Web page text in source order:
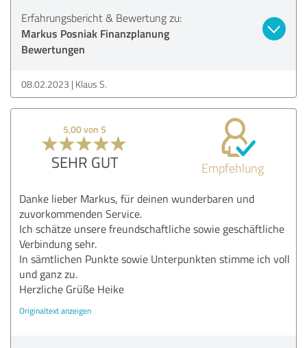
Erfahrungsbericht & Bewertung zu:
Markus Posniak Finanzplanung
Bewertungen
08.02.2023 Klaus S.
5,00 von 5
SEHR GUT Empfehlung
Danke lieber Markus, für deinen wunderbaren und
zuvorkommenden Service.
Ich schätze unsere freundschaftliche sowie geschäftliche
Verbindung sehr.
In sämtlichen Punkte sowie Unterpunkten stimme ich voll
und ganz zu.
Herzliche Grüße Heike
Originaltext anzeigen